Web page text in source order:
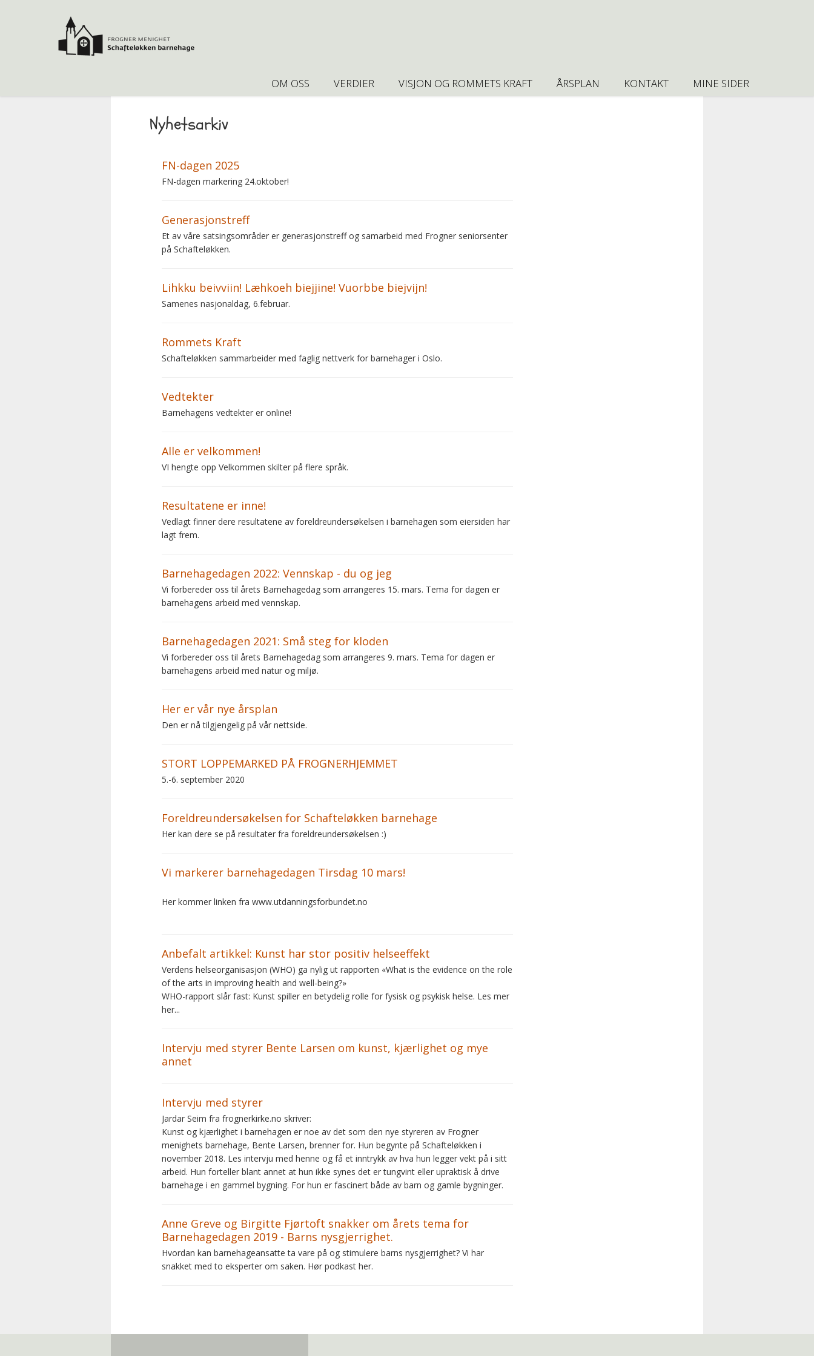
OM OSS VERDIER VISJON OG ROMMETS KRAFT ÅRSPLAN KONTAKT MINE SIDER
Nyhetsarkiv
FN-dagen 2025
FN-dagen markering 24.oktober!
Generasjonstreff
Et av våre satsingsområder er generasjonstreff og samarbeid med Frogner seniorsenter
på Schafteløkken.
Lihkku beivviin! Læhkoeh biejjine! Vuorbbe biejvijn!
Samenes nasjonaldag, 6.februar.
Rommets Kraft
Schafteløkken sammarbeider med faglig nettverk for barnehager i Oslo.
Vedtekter
Barnehagens vedtekter er online!
Alle er velkommen!
VI hengte opp Velkommen skilter på flere språk.
Resultatene er inne!
Vedlagt finner dere resultatene av foreldreundersøkelsen i barnehagen som eiersiden har
lagt frem.
Barnehagedagen 2022: Vennskap - du og jeg
Vi forbereder oss til årets Barnehagedag som arrangeres 15. mars. Tema for dagen er
barnehagens arbeid med vennskap.
Barnehagedagen 2021: Små steg for kloden
Vi forbereder oss til årets Barnehagedag som arrangeres 9. mars. Tema for dagen er
barnehagens arbeid med natur og miljø.
Her er vår nye årsplan
Den er nå tilgjengelig på vår nettside.
STORT LOPPEMARKED PÅ FROGNERHJEMMET
5.-6. september 2020
Foreldreundersøkelsen for Schafteløkken barnehage
Her kan dere se på resultater fra foreldreundersøkelsen :)
Vi markerer barnehagedagen Tirsdag 10 mars!
Her kommer linken fra www.utdanningsforbundet.no
Anbefalt artikkel: Kunst har stor positiv helseeffekt
Verdens helseorganisasjon (WHO) ga nylig ut rapporten «What is the evidence on the role
of the arts in improving health and well-being?»
WHO-rapport slår fast: Kunst spiller en betydelig rolle for fysisk og psykisk helse. Les mer
her...
Intervju med styrer Bente Larsen om kunst, kjærlighet og mye
annet
Intervju med styrer
Jardar Seim fra frognerkirke.no skriver:
Kunst og kjærlighet i barnehagen er noe av det som den nye styreren av Frogner
menighets barnehage, Bente Larsen, brenner for. Hun begynte på Schafteløkken i
november 2018. Les intervju med henne og få et inntrykk av hva hun legger vekt på i sitt
arbeid. Hun forteller blant annet at hun ikke synes det er tungvint eller upraktisk å drive
barnehage i en gammel bygning. For hun er fascinert både av barn og gamle bygninger.
Anne Greve og Birgitte Fjørtoft snakker om årets tema for
Barnehagedagen 2019 - Barns nysgjerrighet.
Hvordan kan barnehageansatte ta vare på og stimulere barns nysgjerrighet? Vi har
snakket med to eksperter om saken. Hør podkast her.